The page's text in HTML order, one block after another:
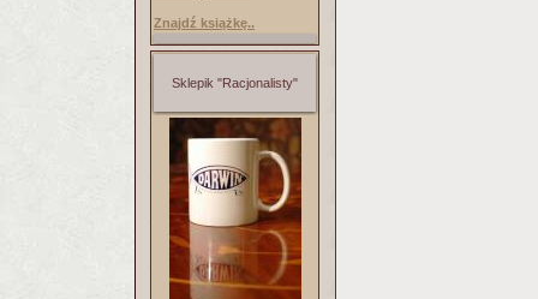
Znajdź książkę..
Sklepik "Racjonalisty"